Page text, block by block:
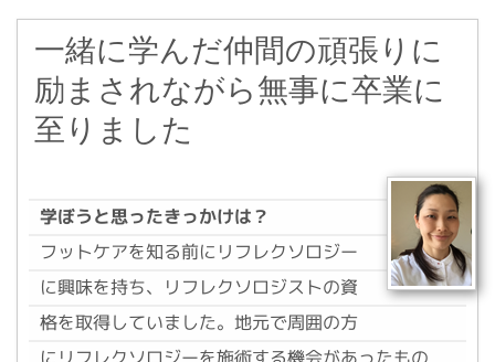
一緒に学んだ仲間の頑張りに
励まされながら無事に卒業に
至りました
学ぼうと思ったきっかけは？
フットケアを知る前にリフレクソロジー
に興味を持ち、リフレクソロジストの資
格を取得していました。地元で周囲の方